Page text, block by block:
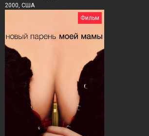
2000, США
Фильм